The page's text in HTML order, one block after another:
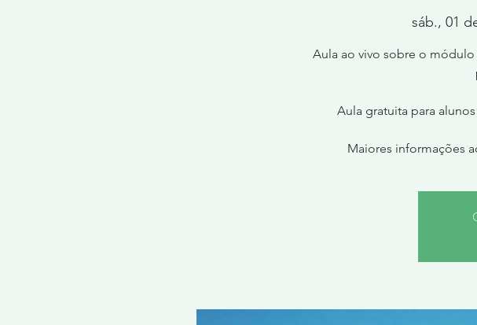
sáb., 01
Aula ao vivo sobre o
Aula gratuita para
Maiores informações